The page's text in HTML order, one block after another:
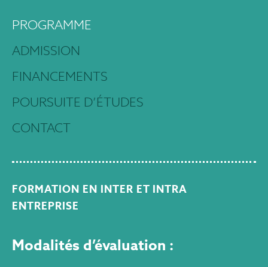
PROGRAMME
ADMISSION
FINANCEMENTS
POURSUITE D’ÉTUDES
CONTACT
FORMATION EN INTER ET INTRA
ENTREPRISE
Modalités d’évaluation :